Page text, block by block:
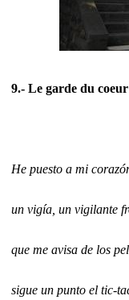
9.- Le garde du coeur
He puesto a mi
un vigía, un vigilante
que me avisa de los
sigue un punto el tic-